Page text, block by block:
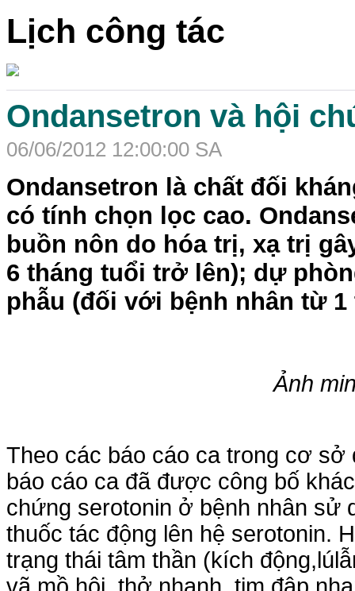
Lịch công tác
Ondansetron và hội
06/06/2012 12:00:00 SA
Ondansetron là chất đối
có tính chọn lọc cao.
buồn nôn do hóa trị, xạ trị
6 tháng tuổi trở lên); dự
phẫu (đối với bệnh nhân từ
Ảnh
Theo các báo cáo ca trong cơ
báo cáo ca đã được công bố
chứng serotonin ở bệnh nhân sử
thuốc tác động lên hệ serotonin.
trạng thái tâm thần (kích
vã mồ hôi, thở nhanh, tim đập